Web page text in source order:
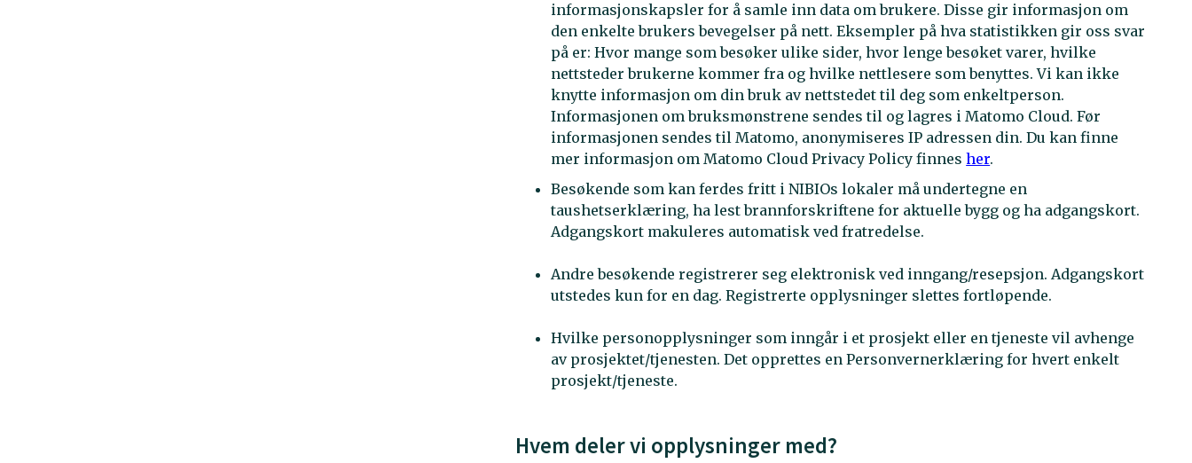
informasjonskapsler for å samle inn data om brukere. Disse gir informasjon om
den enkelte brukers bevegelser på nett. Eksempler på hva statistikken gir oss svar
på er: Hvor mange som besøker ulike sider, hvor lenge besøket varer, hvilke
nettsteder brukerne kommer fra og hvilke nettlesere som benyttes. Vi kan ikke
knytte informasjon om din bruk av nettstedet til deg som enkeltperson.
Informasjonen om bruksmønstrene sendes til og lagres i Matomo Cloud. Før
informasjonen sendes til Matomo, anonymiseres IP adressen din. Du kan finne
mer informasjon om Matomo Cloud Privacy Policy finnesher.
Besøkende som kan ferdes fritt i NIBIOs lokaler må undertegne en
taushetserklæring, ha lest brannforskriftene for aktuelle bygg og ha adgangskort.
Adgangskort makuleres automatisk ved fratredelse.
Andre besøkende registrerer seg elektronisk ved inngang/resepsjon. Adgangskort
utstedes kun for en dag. Registrerte opplysninger slettes fortløpende.
Hvilke personopplysninger som inngår i et prosjekt eller en tjeneste vil avhenge
av prosjektet/tjenesten. Det opprettes en Personvernerklæring for hvert enkelt
prosjekt/tjeneste.
Hvem deler vi opplysninger med?